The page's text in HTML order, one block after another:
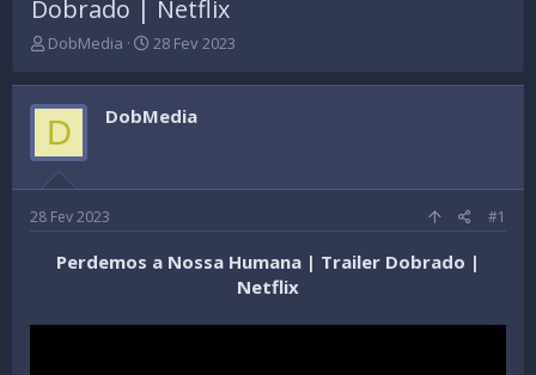
Dobrado | Netflix
T
r
e
a
d
t
a
r
DobMedia
D
t
a
d
n
c
i
28 Fev 2023
D DobMedia
28 Fev 2023 #1
Perdemos a Nossa Humana | Trailer Dobrado |
Netflix